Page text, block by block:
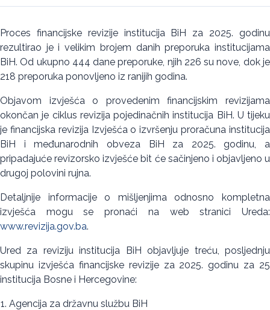
Proces financijske revizije institucija BiH za 2025. godinu
rezultirao je i velikim brojem danih preporuka institucijama
BiH. Od ukupno 444 dane preporuke, njih 226 su nove, dok je
218 preporuka ponovljeno iz ranijih godina.
Objavom izvješća o provedenim financijskim revizijama
okončan je ciklus revizija pojedinačnih institucija BiH. U tijeku
je financijska revizija Izvješća o izvršenju proračuna institucija
BiH i međunarodnih obveza BiH za 2025. godinu, a
pripadajuće revizorsko izvješće bit će sačinjeno i objavljeno u
drugoj polovini rujna.
Detaljnije informacije o mišljenjima odnosno kompletna
izvješća mogu se pronaći na web stranici Ureda:
www.revizija.gov.ba.
Ured za reviziju institucija BiH objavljuje treću, posljednju
skupinu izvješća financijske revizije za 2025. godinu za 25
institucija Bosne i Hercegovine:
Agencija za državnu službu BiH